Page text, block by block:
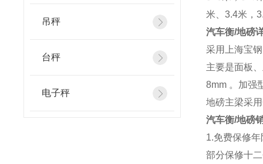
米、3.4米，
汽车衡/地磅
采用上海宝
主要是面板
8mm 。加强
地磅主梁采用
汽车衡/地磅
1.免费保修
部分保修十
吊秤
台秤
电子秤